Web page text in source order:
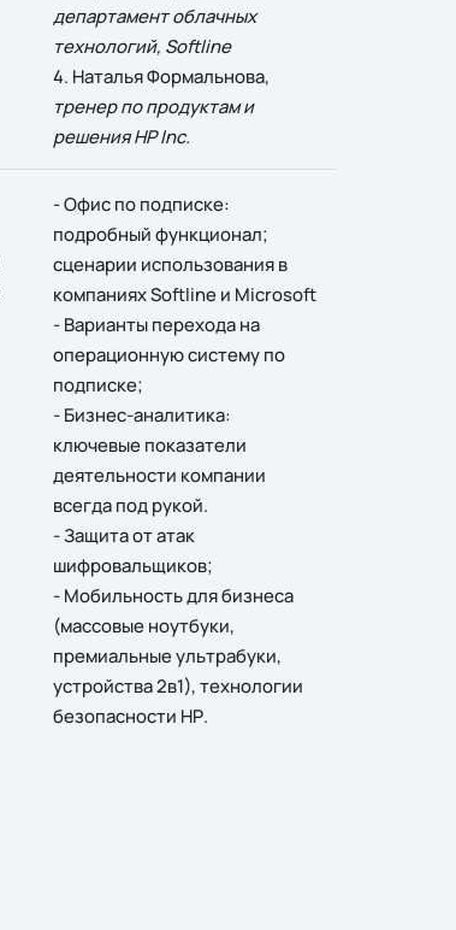
департамент облачных
технологий, Softline
4. Наталья Формальнова,
тренер по продуктам и
решения HP Inc.
- Офис по подписке:
подробный функционал;
сценарии использования в
компаниях Softline и Microsoft
- Варианты перехода на
операционную систему по
подписке;
- Бизнес-аналитика:
ключевые показатели
деятельности компании
всегда под рукой.
- Защита от атак
шифровальщиков;
- Мобильность для бизнеса
(массовые ноутбуки,
премиальные ультрабуки,
устройства 2в1), технологии
безопасности НР.